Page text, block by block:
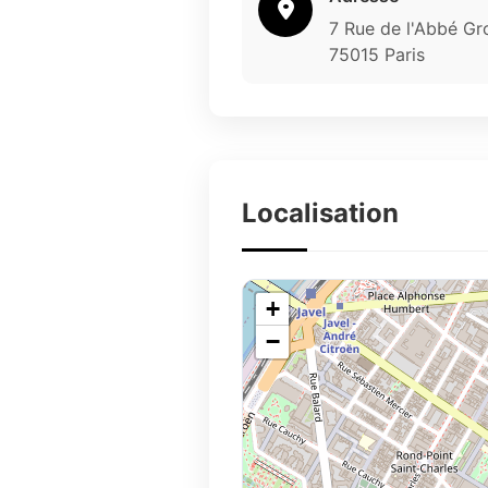
7 Rue de l'Abbé
75015 Paris
Localisation
+
−